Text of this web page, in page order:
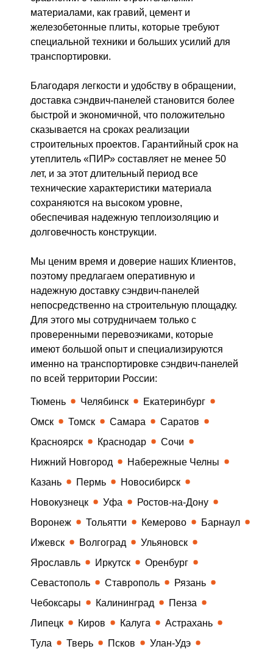
материалами, как гравий, цемент и
железобетонные плиты, которые требуют
специальной техники и больших усилий для
транспортировки.
Благодаря легкости и удобству в обращении,
доставка сэндвич-панелей становится более
быстрой и экономичной, что положительно
сказывается на сроках реализации
строительных проектов. Гарантийный срок на
утеплитель «ПИР» составляет не менее 50
лет, и за этот длительный период все
технические характеристики материала
сохраняются на высоком уровне,
обеспечивая надежную теплоизоляцию и
долговечность конструкции.
Мы ценим время и доверие наших Клиентов,
поэтому предлагаем оперативную и
надежную доставку сэндвич-панелей
непосредственно на строительную площадку.
Для этого мы сотрудничаем только с
проверенными перевозчиками, которые
имеют большой опыт и специализируются
именно на транспортировке сэндвич-панелей
по всей территории России:
Тюмень Челябинск
Екатеринбург
Омск
Томск Самара
Саратов
Красноярск
Краснодар
Сочи
Нижний Новгород
Набережные Челны
Казань
Пермь
Новосибирск
Новокузнецк
Уфа
Ростов-на-Дону
Воронеж
Тольятти Кемерово
Барнаул
Ижевск
Волгоград
Ульяновск
Ярославль
Иркутск
Оренбург
Севастополь
Ставрополь
Рязань
Чебоксары
Калининград
Пенза
Липецк
Киров Калуга
Астрахань
Тула
Тверь Псков
Улан-Удэ